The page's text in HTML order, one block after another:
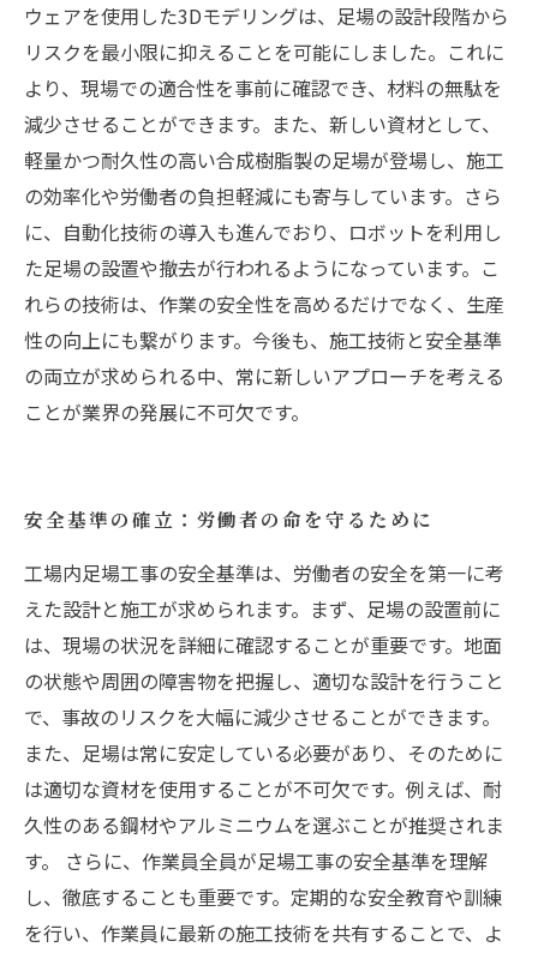
ウェアを使用した3Dモデリングは、足場の設計段階から
リスクを最小限に抑えることを可能にしました。これに
より、現場での適合性を事前に確認でき、材料の無駄を
減少させることができます。また、新しい資材として、
軽量かつ耐久性の高い合成樹脂製の足場が登場し、施工
の効率化や労働者の負担軽減にも寄与しています。さら
に、自動化技術の導入も進んでおり、ロボットを利用し
た足場の設置や撤去が行われるようになっています。こ
れらの技術は、作業の安全性を高めるだけでなく、生産
性の向上にも繋がります。今後も、施工技術と安全基準
の両立が求められる中、常に新しいアプローチを考える
ことが業界の発展に不可欠です。
安全基準の確立：労働者の命を守るために
工場内足場工事の安全基準は、労働者の安全を第一に考
えた設計と施工が求められます。まず、足場の設置前に
は、現場の状況を詳細に確認することが重要です。地面
の状態や周囲の障害物を把握し、適切な設計を行うこと
で、事故のリスクを大幅に減少させることができます。
また、足場は常に安定している必要があり、そのために
は適切な資材を使用することが不可欠です。例えば、耐
久性のある鋼材やアルミニウムを選ぶことが推奨されま
す。 さらに、作業員全員が足場工事の安全基準を理解
し、徹底することも重要です。定期的な安全教育や訓練
を行い、作業員に最新の施工技術を共有することで、よ